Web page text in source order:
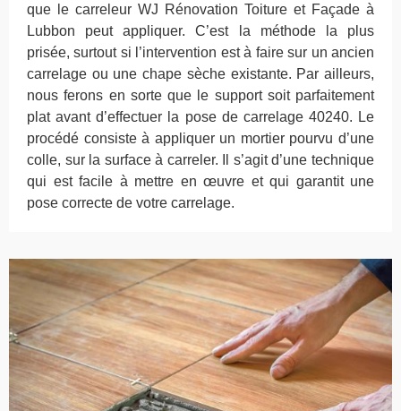
que le carreleur WJ Rénovation Toiture et Façade à
Lubbon peut appliquer. C’est la méthode la plus
prisée, surtout si l’intervention est à faire sur un ancien
carrelage ou une chape sèche existante. Par ailleurs,
nous ferons en sorte que le support soit parfaitement
plat avant d’effectuer la pose de carrelage 40240. Le
procédé consiste à appliquer un mortier pourvu d’une
colle, sur la surface à carreler. Il s’agit d’une technique
qui est facile à mettre en œuvre et qui garantit une
pose correcte de votre carrelage.